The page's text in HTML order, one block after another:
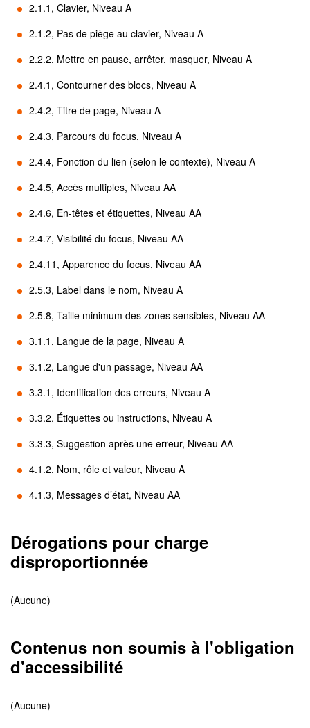
2.1.1, Clavier, Niveau A
2.1.2, Pas de piège au clavier, Niveau A
2.2.2, Mettre en pause, arrêter, masquer, Niveau A
2.4.1, Contourner des blocs, Niveau A
2.4.2, Titre de page, Niveau A
2.4.3, Parcours du focus, Niveau A
2.4.4, Fonction du lien (selon le contexte), Niveau A
2.4.5, Accès multiples, Niveau AA
2.4.6, En-têtes et étiquettes, Niveau AA
2.4.7, Visibilité du focus, Niveau AA
2.4.11, Apparence du focus, Niveau AA
2.5.3, Label dans le nom, Niveau A
2.5.8, Taille minimum des zones sensibles, Niveau AA
3.1.1, Langue de la page, Niveau A
3.1.2, Langue d'un passage, Niveau AA
3.3.1, Identification des erreurs, Niveau A
3.3.2, Étiquettes ou instructions, Niveau A
3.3.3, Suggestion après une erreur, Niveau AA
4.1.2, Nom, rôle et valeur, Niveau A
4.1.3, Messages d’état, Niveau AA
Dérogations pour charge
disproportionnée
(Aucune)
Contenus non soumis à l'obligation
d'accessibilité
(Aucune)